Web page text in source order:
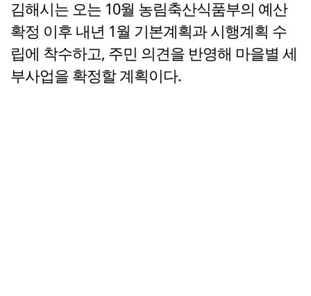
김해시는 오는 10월 농림축산식품부의 예산
확정 이후 내년 1월 기본계획과 시행계획 수
립에 착수하고, 주민 의견을 반영해 마을별 세
부사업을 확정할 계획이다.